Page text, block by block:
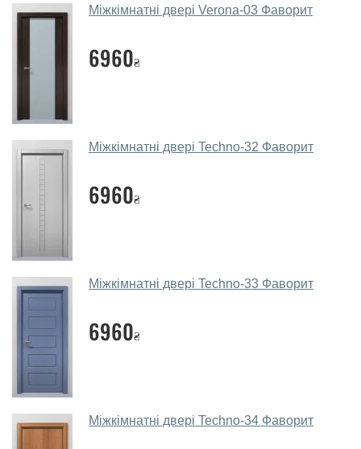
дверей.
Чи допомагаєте ви вибрати
міжкімнатні двері фаворит?
месенджери, онлайн-чат або безпосередньо в нашому
салоні-магазині.
Які основні особливості та переваги
ваших міжкімнатних дверей?
Каркас полотна міжкімнатних дверей виготовляється з
накладками товщиною 20 мм. Завдяки такій товщині
МДФ, вся конструкція виходить дуже міцною та
надійною.
Які міжкімнатні двері фаворит
порадите?
Наші рекомендації залежать від необхідних
параметрів, бюджету та інших факторів. Підбір
міжкімнатних дверей ТМ Фаворит проводиться
індивідуально для кожного відвідувача.
Міжкімнатні двері Verona-03 Фаворит
6960₴
Міжкімнатні двері Techno-32 Фаворит
6960₴
Міжкімнатні двері Techno-33 Фаворит
6960₴
Міжкімнатні двері Techno-34 Фаворит